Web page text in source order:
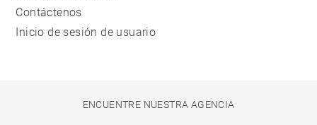
Contáctenos
Inicio de sesión de usuario
ENCUENTRE NUESTRA AGENCIA